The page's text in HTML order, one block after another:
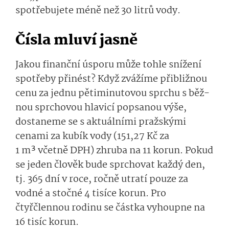
spotřebujete méně než30 litrů vody.
Číslamluví jasně
Jakoufinanční úsporumůžetoh­lesnížení
spotřebypřinés­t? Když zvážíme přibližnou
cenu za jednupětiminu­tovousprchus běž­
nou sprchovou hlavicípopsanou výše,
dostaneme ses aktuálními pražskými
cenami za kubík vody(151,27 Kč za
1m³včetně DPH)zhruba na 11 korun. Pokud
se jeden člověk bude sprchovat každý den,
tj. 365 dní v roce, ročně utratí pouze za
vodné a stočné 4 tisíce korun. Pro
čtyřčlennou rodinuse částka vyhoupnena
16 tisíc korun.